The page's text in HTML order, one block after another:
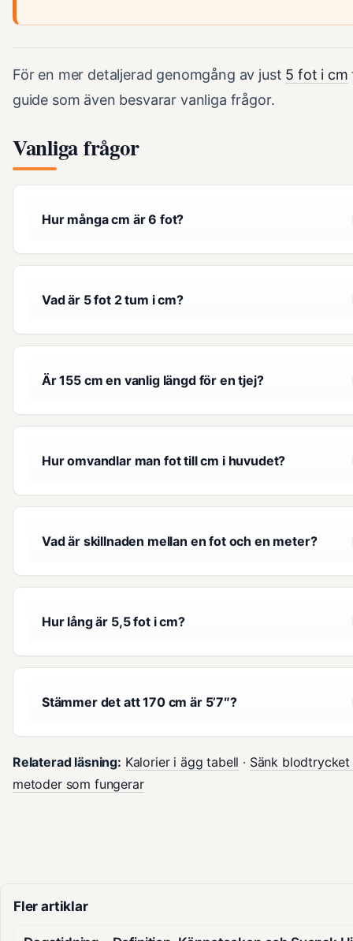
För en mer detaljerad genomgång av just 5 fot i cm
guide som även besvarar vanliga frågor.
Vanliga frågor
Hur många cm är 6 fot?
Vad är 5 fot 2 tum i cm?
Är 155 cm en vanlig längd för en tjej?
Hur omvandlar man fot till cm i huvudet?
Vad är skillnaden mellan en fot och en meter?
Hur lång är 5,5 fot i cm?
Stämmer det att 170 cm är 5’7″?
Relaterad läsning: Kalorier i ägg tabell · Sänk blodtrycket
metoder som fungerar
Fler artiklar